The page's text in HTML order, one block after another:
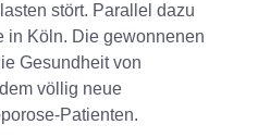
stört. Parallel dazu
in Köln. Die gewonnenen
Gesundheit von
völlig neue
Patienten.